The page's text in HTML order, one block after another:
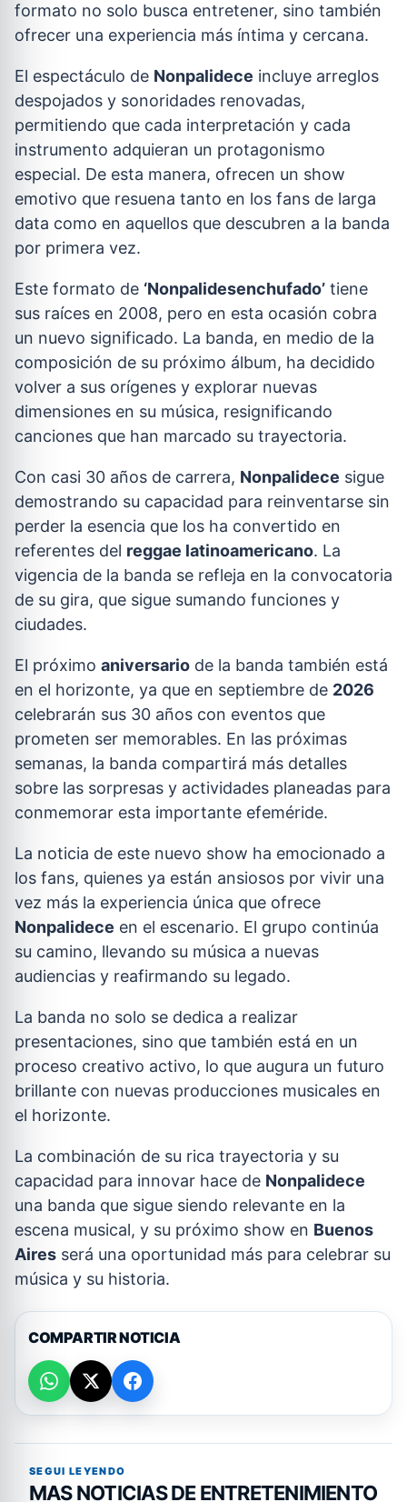
formato no solo busca entretener, sino también
ofrecer una experiencia más íntima y cercana.
El espectáculo de Nonpalidece incluye arreglos
despojados y sonoridades renovadas,
permitiendo que cada interpretación y cada
instrumento adquieran un protagonismo
especial. De esta manera, ofrecen un show
emotivo que resuena tanto en los fans de larga
data como en aquellos que descubren a la banda
por primera vez.
Este formato de ‘Nonpalidesenchufado’ tiene
sus raíces en 2008, pero en esta ocasión cobra
un nuevo significado. La banda, en medio de la
composición de su próximo álbum, ha decidido
volver a sus orígenes y explorar nuevas
dimensiones en su música, resignificando
canciones que han marcado su trayectoria.
Con casi 30 años de carrera, Nonpalidece sigue
demostrando su capacidad para reinventarse sin
perder la esencia que los ha convertido en
referentes del reggae latinoamericano. La
vigencia de la banda se refleja en la convocatoria
de su gira, que sigue sumando funciones y
ciudades.
El próximo aniversario de la banda también está
en el horizonte, ya que en septiembre de 2026
celebrarán sus 30 años con eventos que
prometen ser memorables. En las próximas
semanas, la banda compartirá más detalles
sobre las sorpresas y actividades planeadas para
conmemorar esta importante efeméride.
La noticia de este nuevo show ha emocionado a
los fans, quienes ya están ansiosos por vivir una
vez más la experiencia única que ofrece
Nonpalidece en el escenario. El grupo continúa
su camino, llevando su música a nuevas
audiencias y reafirmando su legado.
La banda no solo se dedica a realizar
presentaciones, sino que también está en un
proceso creativo activo, lo que augura un futuro
brillante con nuevas producciones musicales en
el horizonte.
La combinación de su rica trayectoria y su
capacidad para innovar hace de Nonpalidece
una banda que sigue siendo relevante en la
escena musical, y su próximo show en Buenos
Aires será una oportunidad más para celebrar su
música y su historia.
COMPARTIR NOTICIA
SEGUI LEYENDO
MAS NOTICIAS DE ENTRETENIMIENTO